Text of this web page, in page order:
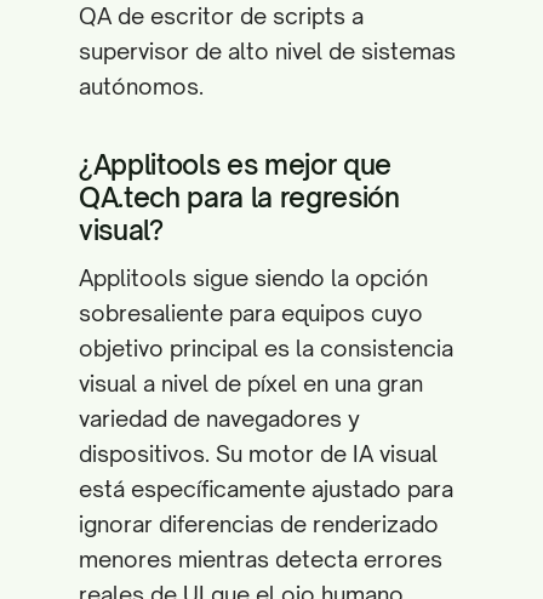
QA de escritor de scripts a
supervisor de alto nivel de sistemas
autónomos.
¿Applitools es mejor que
QA.tech para la regresión
visual?
Applitools sigue siendo la opción
sobresaliente para equipos cuyo
objetivo principal es la consistencia
visual a nivel de píxel en una gran
variedad de navegadores y
dispositivos. Su motor de IA visual
está específicamente ajustado para
ignorar diferencias de renderizado
menores mientras detecta errores